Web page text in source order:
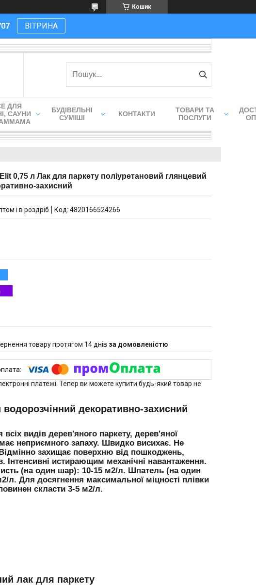
Кошик
ВІТРИНА
ДЛЯ
САУНИ
БУДІВЕЛЬНІ
СУМІШІ
КОНТАКТИ
ТОВАРИ ТА
ПОСЛУГИ
0,75 л Лак для паркету поліуретановий глянцевий
захисний
і в роздріб Код: 4820166524266
товару протягом 14 днів за домовленістю
платежі. Тепер ви можете купити будь-який товар не
декоративно-захисний
видів дерев'яного паркету, дерев'яної
неприємного запаху. Швидко висихає. Не
захищає поверхню від пошкоджень,
Інтенсивні истирающим механічні навантаження.
(на один шар): 10-15 м2/л. Шпатель (на один
Для досягнення максимальної міцності плівки
скласти 3-5 м2/л.
лак для паркету